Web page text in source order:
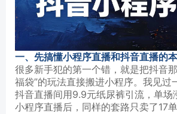
一、先搞懂小程序直播和抖音直播的
很多新手犯的第一个错，就是把抖音那
福袋”的玩法直接搬进小程序。我见过
抖音直播间用9.9元纸尿裤引流，单场
小程序直播后，同样的套路只卖了17